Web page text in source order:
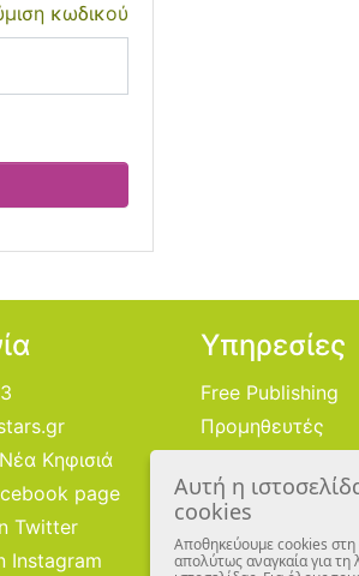
κωδικού
Κηφισιά
page
Twitter
Instagram
Υπηρεσίες
Free Publishing
Προμηθευτές
Εικονογράφοι
Αυτή η
cookies
Αποθηκεύουμε cookies στη
απολύτως αναγκαία για τη